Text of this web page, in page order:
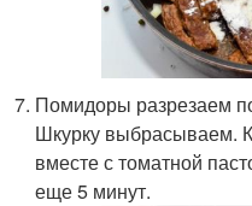
Помидоры разрезаем
Шкурку выбрасываем.
вместе с томатной
еще 5 минут.